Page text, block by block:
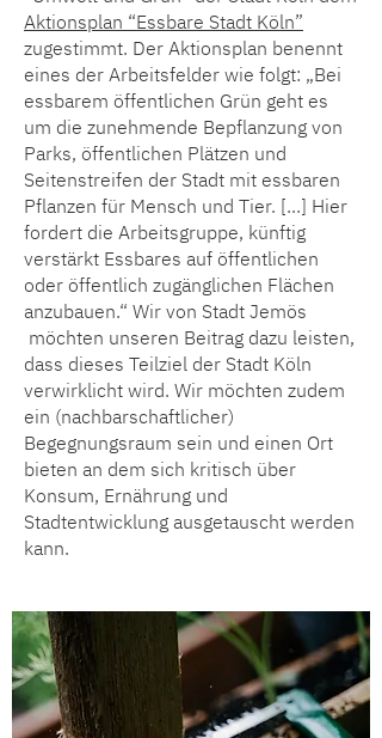
Aktionsplan “Essbare Stadt Köln”
zugestimmt. Der Aktionsplan benennt
eines der Arbeitsfelder wie folgt: „Bei
essbarem öffentlichen Grün geht es
um die zunehmende Bepflanzung von
Parks, öffentlichen Plätzen und
Seitenstreifen der Stadt mit essbaren
Pflanzen für Mensch und Tier. [...] Hier
fordert die Arbeitsgruppe, künftig
verstärkt Essbares auf öffentlichen
oder öffentlich zugänglichen Flächen
anzubauen.“ Wir von Stadt Jemös
möchten unseren Beitrag dazu leisten,
dass dieses Teilziel der Stadt Köln
verwirklicht wird. Wir möchten zudem
ein (nachbarschaftlicher)
Begegnungsraum sein und einen Ort
bieten an dem sich kritisch über
Konsum, Ernährung und
Stadtentwicklung ausgetauscht werden
kann.